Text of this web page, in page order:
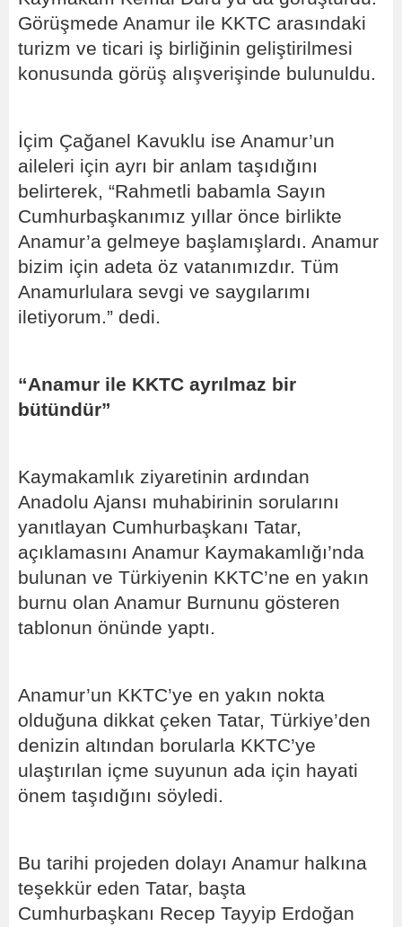
Görüşmede Anamur ile KKTC arasındaki
turizm ve ticari iş birliğinin geliştirilmesi
konusunda görüş alışverişinde bulunuldu.
İçim Çağanel Kavuklu ise Anamur’un
aileleri için ayrı bir anlam taşıdığını
belirterek, “Rahmetli babamla Sayın
Cumhurbaşkanımız yıllar önce birlikte
Anamur’a gelmeye başlamışlardı. Anamur
bizim için adeta öz vatanımızdır. Tüm
Anamurlulara sevgi ve saygılarımı
iletiyorum.” dedi.
“Anamur ile KKTC ayrılmaz bir
bütündür”
Kaymakamlık ziyaretinin ardından
Anadolu Ajansı muhabirinin sorularını
yanıtlayan Cumhurbaşkanı Tatar,
açıklamasını Anamur Kaymakamlığı’nda
bulunan ve Türkiyenin KKTC’ne en yakın
burnu olan Anamur Burnunu gösteren
tablonun önünde yaptı.
Anamur’un KKTC’ye en yakın nokta
olduğuna dikkat çeken Tatar, Türkiye’den
denizin altından borularla KKTC’ye
ulaştırılan içme suyunun ada için hayati
önem taşıdığını söyledi.
Bu tarihi projeden dolayı Anamur halkına
teşekkür eden Tatar, başta
Cumhurbaşkanı Recep Tayyip Erdoğan